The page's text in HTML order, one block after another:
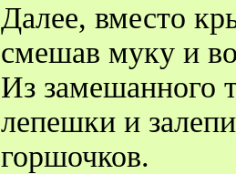
Далее, вместо
смешав муку и
Из замешанного
лепешки и
горшочков.